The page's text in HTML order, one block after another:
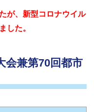
が、新型コロナウイル
した。
会兼第70回都市